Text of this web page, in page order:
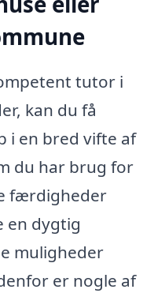
tutor i
kan du få
i en bred vifte af
du har brug for
færdigheder
en dygtig
muligheder
er nogle af